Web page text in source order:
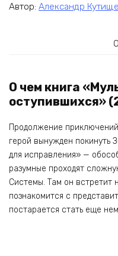
Автор: Александр
О чем книга
оступившихся»
Продолжение
герой вынужден покинуть
для исправления» —
разумные проходят
Системы. Там он встретит
познакомится с
постарается стать еще